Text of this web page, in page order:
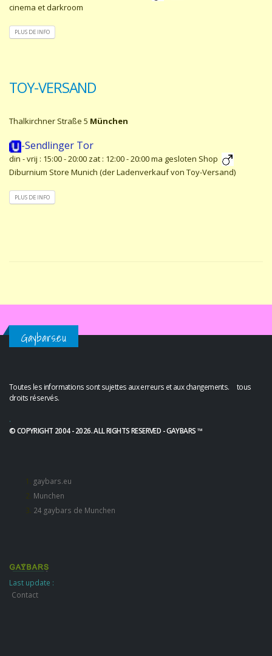
cinema et darkroom
PLUS DE INFO
TOY-VERSAND
Thalkirchner Straße 5 München
-Sendlinger Tor
din - vrij : 15:00 - 20:00 zat : 12:00 - 20:00 ma gesloten Shop
Diburnium Store Munich (der Ladenverkauf von Toy-Versand)
PLUS DE INFO
Gaybars.eu
Toutes les informations sont sujettes aux erreurs et aux changements. tous
droits réservés.
.
© COPYRIGHT 2004 - 2026. ALL RIGHTS RESERVED - GAYBARS ™
gaybars.eu
Munchen
24 gaybars de Munchen
Last update :
Contact